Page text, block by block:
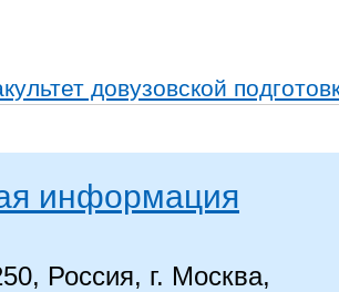
довузовской
информация
Россия, г. Москва,